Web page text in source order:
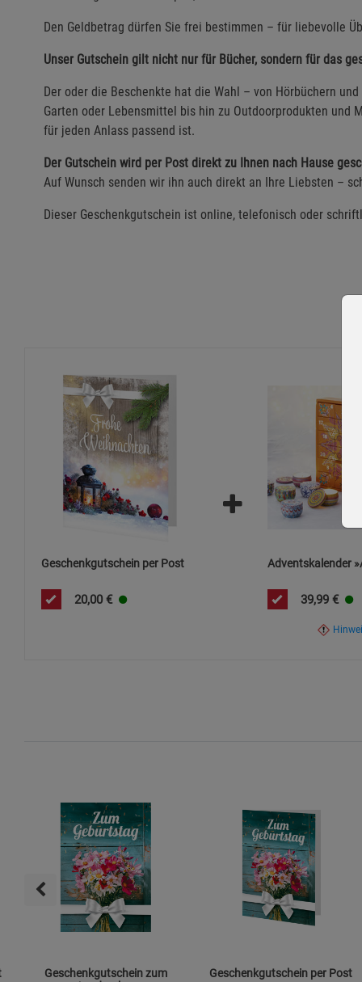
Den Geldbetrag dürfen Sie frei bestimmen – für liebevolle
Unser Gutschein gilt nicht nur für Bücher, sondern für das
Der oder die Beschenkte hat die Wahl – von Hörbüchern
Garten oder Lebensmittel bis hin zu Outdoorprodukten und
für jeden Anlass passend ist.
Der Gutschein wird per Post direkt zu Ihnen nach Hause
Auf Wunsch senden wir ihn auch direkt an Ihre Liebsten –
Dieser Geschenkgutschein ist online, telefonisch oder
Geschenkgutschein per Post
20,00 €
Adventskalender
39,99 €
Geschenkgutschein zum
Geschenkgutschein per Post